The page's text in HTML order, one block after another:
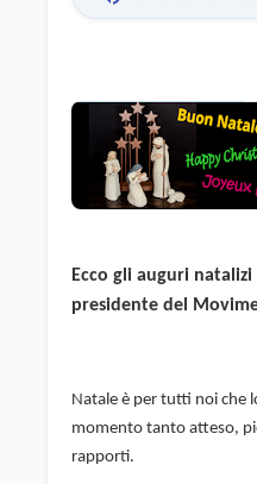
Ecco gli auguri
presidente del
Natale è per tutti noi che
momento tanto atteso,
rapporti.